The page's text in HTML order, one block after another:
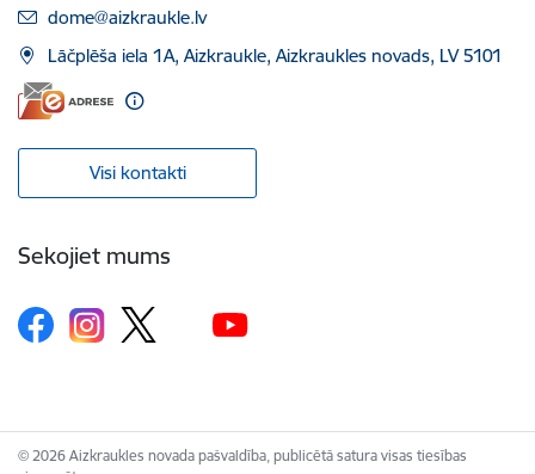
E-pasts:
dome@aizkraukle.lv
Lāčplēša iela 1A, Aizkraukle, Aizkraukles novads, LV 5101
Visi kontakti
Sekojiet mums
© 2026 Aizkraukles novada pašvaldība, publicētā satura visas tiesības